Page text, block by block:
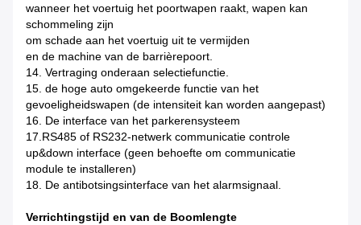
wanneer het voertuig het poortwapen raakt, wapen kan
schommeling zijn
om schade aan het voertuig uit te vermijden
en de machine van de barrièrepoort.
14. Vertraging onderaan selectiefunctie.
15. de hoge auto omgekeerde functie van het
gevoeligheidswapen (de intensiteit kan worden aangepast)
16. De interface van het parkerensysteem
17.RS485 of RS232-netwerk communicatie controle
up&down interface (geen behoefte om communicatie
module te installeren)
18. De antibotsingsinterface van het alarmsignaal.
Verrichtingstijd en van de Boomlengte